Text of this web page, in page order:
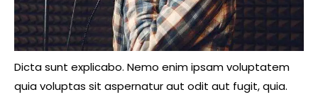
Dicta sunt explicabo. Nemo enim ipsam voluptatem
quia voluptas sit aspernatur aut odit aut fugit, quia.